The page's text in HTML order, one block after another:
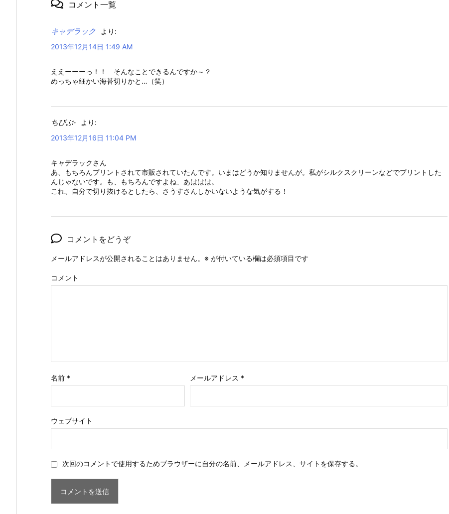
コメント一覧
キャデラック
より:
2013年12月14日 1:49 AM
ええーーーっ！！ そんなことできるんですか～？
めっちゃ細かい海苔切りかと…（笑）
ちびぶ-
より:
2013年12月16日 11:04 PM
キャデラックさん
あ、もちろんプリントされて市販されていたんです。いまはどうか知りませんが。私がシルクスクリーンなどでプリントした
んじゃないです。も、もちろんですよね、あははは。
これ、自分で切り抜けるとしたら、さうすさんしかいないような気がする！
コメントをどうぞ
メールアドレスが公開されることはありません。 ※ が付いている欄は必須項目です
コメント
名前 * メールアドレス *
ウェブサイト
次回のコメントで使用するためブラウザーに自分の名前、メールアドレス、サイトを保存する。